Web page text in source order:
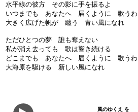
水平線の彼方 その影に手を振るよ
いつまでも あなたへ 届くように 歌うわ
大きく広げた帆が 纏う 青い風になれ
ただひとつの夢 誰も奪えない
私が消え去っても 歌は響き続ける
どこまでも あなたへ 届くように 歌うわ
大海原を駆ける 新しい風になれ
風のゆくえ を